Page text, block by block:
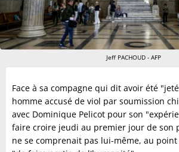
Jeff PACHOUD - AFP
Face à sa compagne qui dit avoir été
homme accusé de viol par soumission
avec Dominique Pelicot pour son
faire croire jeudi au premier jour de son
ne se comprenait pas lui-même, au